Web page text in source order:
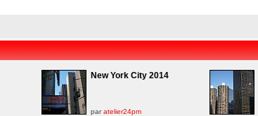
New York City 2014
paratelier24pm